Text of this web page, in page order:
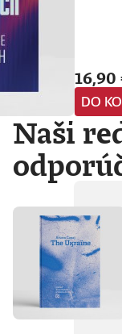
všetko, čo
nej
nášho
života.
systému
zaplavila
vlna
no zároveň
zavládol
Čo
16,90
DO
Naši